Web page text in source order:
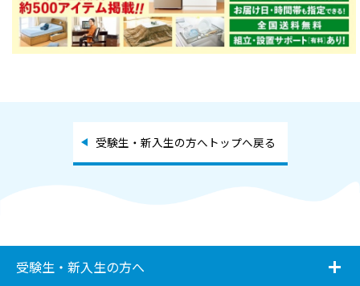
受験生・新入生の方へトップへ戻る
受験生・新入生の方へ